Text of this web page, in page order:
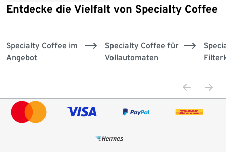
Entdecke die Vielfalt von Specialty Coffee
Specialty Coffee im
Angebot
Specialty Coffee für
Vollautomaten
Ende der Auflistung